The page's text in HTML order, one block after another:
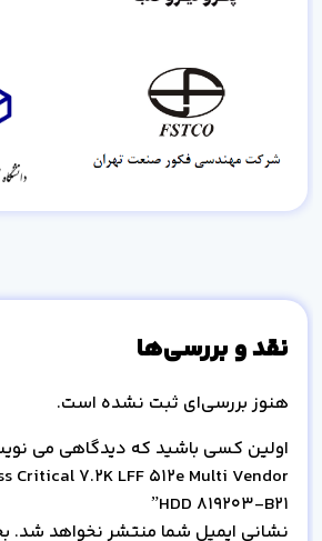
نقد و بررسی‌ها
هنوز بررسی‌ای ثبت نشده است.
Critical 7.2K LFF 512e Multi Vendor
HDD 819203-B21”
نشانی ایمیل شما منتشر نخواهد شد.